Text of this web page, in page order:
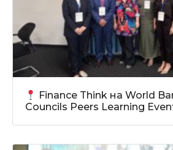
Finance Think на World
Councils Peers Learning